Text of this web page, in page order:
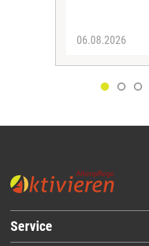
06.08.2026
Service